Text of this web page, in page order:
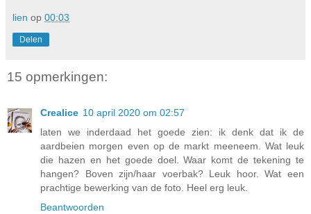
lien op 00:03
Delen
15 opmerkingen:
Crealice 10 april 2020 om 02:57
laten we inderdaad het goede zien: ik denk dat ik de
aardbeien morgen even op de markt meeneem. Wat leuk
die hazen en het goede doel. Waar komt de tekening te
hangen? Boven zijn/haar voerbak? Leuk hoor. Wat een
prachtige bewerking van de foto. Heel erg leuk.
Beantwoorden